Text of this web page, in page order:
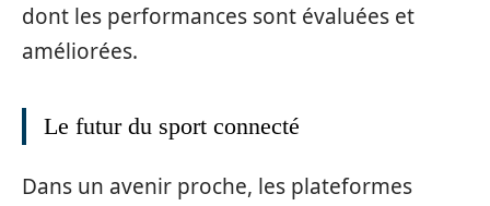
dont les performances sont évaluées et
améliorées.
Le futur du sport connecté
Dans un avenir proche, les plateformes